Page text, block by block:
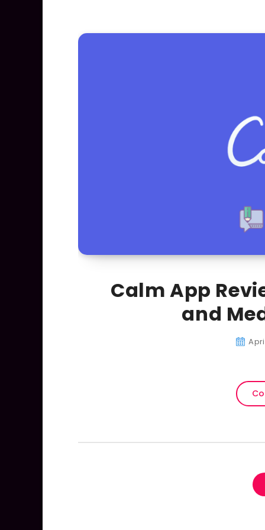
Calm App
and